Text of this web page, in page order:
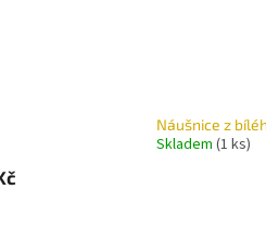
Náušnice z
Skladem(1 ks)